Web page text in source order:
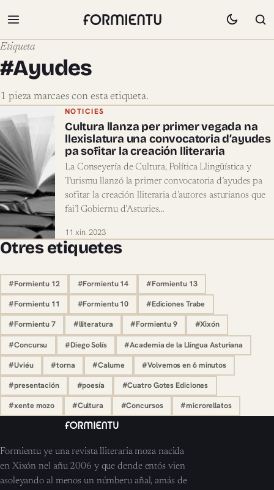
Etiqueta
#Ayudes
1 pieza marcaes con esta etiqueta.
Pieces marcaes con #Ayudes
NOTICIES
Cultura llanza per primer vegada na
llexislatura una convocatoria d’ayudes
pa sofitar la creación lliteraria
La Conseyería de Cultura, Política Llingüística y
Turismu llanzó la primer convocatoria d’ayudes pa
sofitar la creación lliteraria d’autores asturianos que
fai’l Gobiernu d’Asturies…
11 xin. 2023
Otres etiquetes
#Formientu 12 #Formientu 14 #Formientu 13
#Formientu 11 #Formientu 10 #Ediciones Trabe
#Formientu 7 #lliteratura #Formientu 9 #Xixón
#Concursu #Diego Solís #Academia de la Llingua Asturiana
#Uviéu #torna #Calume #Volvemos en 6 minutos
#presentación #poesía #Cuatro Gotes Ediciones
#xente mozo #Cultura #Concursos #microrellatos
Formientu ye una revista lliteraria moza nacida
en Xixón nel añu 2006 y que dende entós vien
asoleyando al menos un númberu añal, amás de